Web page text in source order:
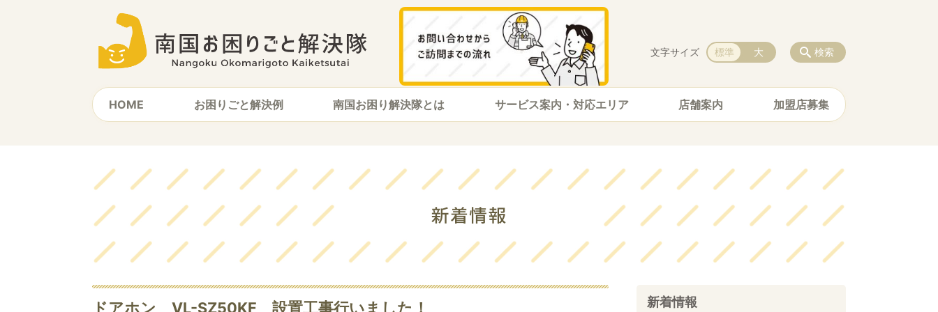
HOME お困りごと解決例 南国お困り解決隊とは サービス案内・対応エリア 店舗案内 加盟店募集
検索
文字サイズ 標準 大
ドアホン VL-SZ50KF 設置工事行いました！ 新着情報